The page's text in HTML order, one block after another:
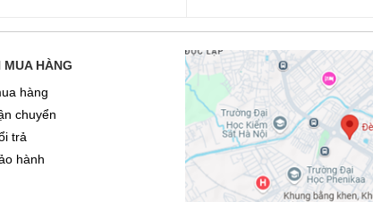
MUA HÀNG
hàng
chuyển
trả
hành